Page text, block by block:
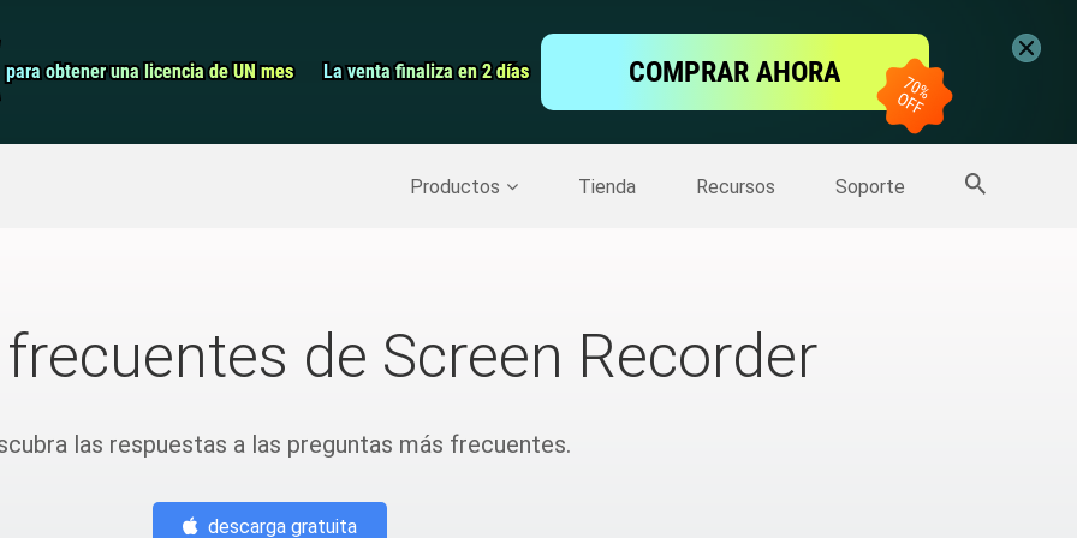
para obtener una licencia de UN mes
para obtener una licencia de UN mes La venta finaliza en 2 días
La venta finaliza en 2 días COMPRAR AHORA
Productos Tienda Recursos Soporte
Grabador de pantalla
Copia de seguridad del iPhone >> Más productos
de Screen Recorder
las respuestas a las preguntas más frecuentes.
descarga gratuita